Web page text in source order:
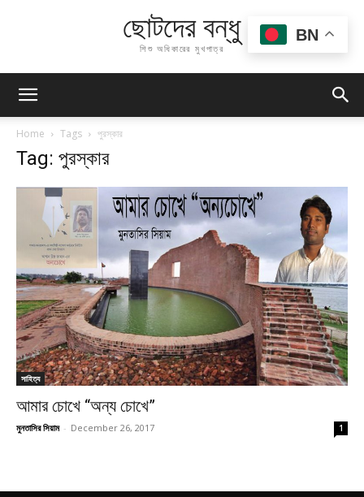
ছোটদের বন্ধু
শিশু অধিকারের মুখপাত্র
Home Tags পুরস্কার
Tag: পুরস্কার
সাহিত্য
আমার চোখে “অন্য চোখে”
মুনতাসির সিয়াম - December 26, 2017 1
BN